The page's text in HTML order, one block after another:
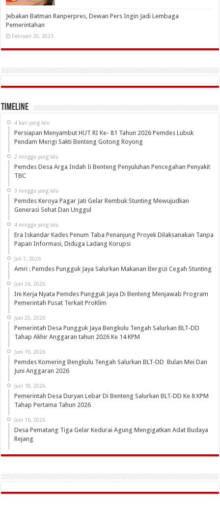
Jebakan Batman Ranperpres, Dewan Pers Ingin Jadi Lembaga
Pemerintahan
Februari 20, 2023
Timeline
4 hari yang lalu
Persiapan Menyambut HUT RI Ke- 81 Tahun 2026 Pemdes Lubuk
Pendam Merigi Sakti Benteng Gotong Royong
2 minggu yang lalu
Pemdes Desa Arga Indah Ii Benteng Penyuluhan Pencegahan Penyakit
TBC
3 minggu yang lalu
Pemdes Keroya Pagar Jati Gelar Rembuk Stunting Mewujudkan
Generasi Sehat Dan Unggul
4 minggu yang lalu
Era Iskandar Kades Penum Taba Penanjung Proyek Dilaksanakan Tanpa
Papan Informasi, Diduga Ladang Korupsi
Juli 7, 2026
Amri : Pemdes Pungguk Jaya Salurkan Makanan Bergizi Cegah Stunting
Juni 26, 2026
Ini Kerja Nyata Pemdes Pungguk Jaya Di Benteng Menjawab Program
Pemerintah Pusat Terkait ProKlim
Juni 25, 2026
Pemerintah Desa Pungguk Jaya Bengkulu Tengah Salurkan BLT-DD
Tahap Akhir Anggaran tahun 2026 Ke 14 KPM
Juni 19, 2026
Pemdes Komering Bengkulu Tengah Salurkan BLT-DD Bulan Mei Dan
Juni Anggaran 2026
Juni 18, 2026
Pemerintah Desa Duryan Lebar Di Benteng Salurkan BLT-DD Ke 8 KPM
Tahap Pertama Tahun 2026
Juni 16, 2026
Desa Pematang Tiga Gelar Kedurai Agung Mengigatkan Adat Budaya
Rejang